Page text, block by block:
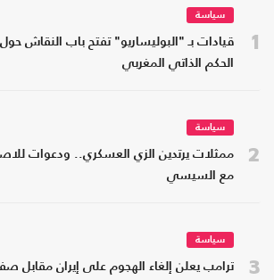
1
سياسة
قيادات بـ "البوليساريو" تفتح باب النقاش
الحكم الذاتي المغربي
2
سياسة
ممثلات يرتدين الزي العسكري.. ودعوات
مع السيسي
3
سياسة
ترامب يعلن إلغاء الهجوم على إيران مقابل